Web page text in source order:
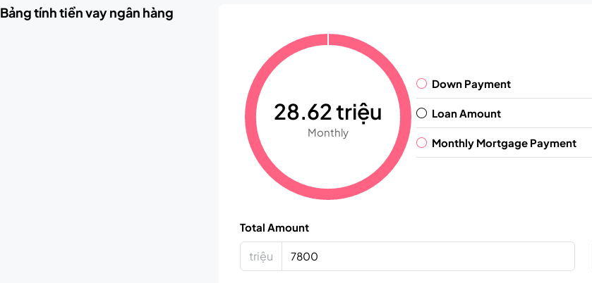
Bảng tính tiền vay ngân hàng
28.62 triệu
Monthly
Down Payment
Loan Amount
Monthly Mortgage Payment
Total Amount
triệu